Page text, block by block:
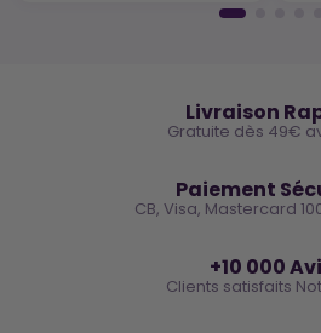
Livraison
Gratuite dès 49€
Paiement
CB, Visa, Mastercard
+10 000
Clients satisfaits